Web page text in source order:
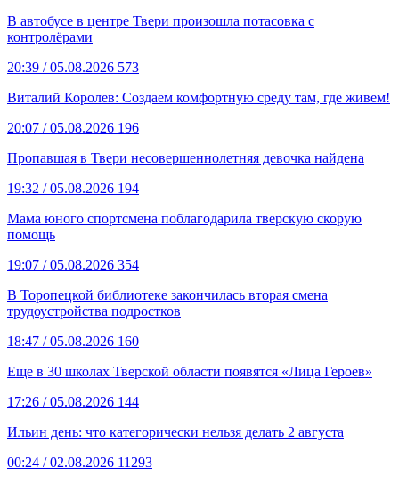
В автобусе в центре Твери произошла потасовка с
контролёрами
20:39 / 05.08.2026 573
Виталий Королев: Создаем комфортную среду там, где живем!
20:07 / 05.08.2026 196
Пропавшая в Твери несовершеннолетняя девочка найдена
19:32 / 05.08.2026 194
Мама юного спортсмена поблагодарила тверскую скорую
помощь
19:07 / 05.08.2026 354
В Торопецкой библиотеке закончилась вторая смена
трудоустройства подростков
18:47 / 05.08.2026 160
Еще в 30 школах Тверской области появятся «Лица Героев»
17:26 / 05.08.2026 144
Ильин день: что категорически нельзя делать 2 августа
00:24 / 02.08.2026 11293